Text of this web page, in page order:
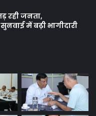
रही जनता,
में बढ़ी भागीदारी